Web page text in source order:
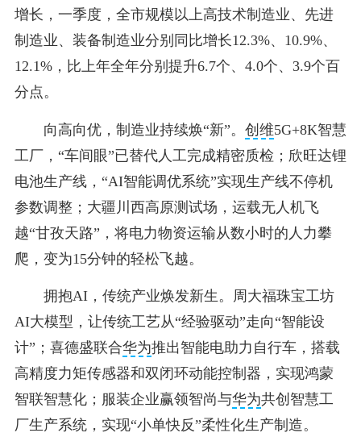
增长，一季度，全市规模以上高技术制造业、先进
制造业、装备制造业分别同比增长12.3%、10.9%、
12.1%，比上年全年分别提升6.7个、4.0个、3.9个百
分点。
向高向优，制造业持续焕“新”。 创维5G+8K智慧
工厂，“车间眼”已替代人工完成精密质检；欣旺达锂
电池生产线，“AI智能调优系统”实现生产线不停机
参数调整；大疆川西高原测试场，运载无人机飞
越“甘孜天路”，将电力物资运输从数小时的人力攀
爬，变为15分钟的轻松飞越。
拥抱AI，传统产业焕发新生。周大福珠宝工坊
AI大模型，让传统工艺从“经验驱动”走向“智能设
计”；喜德盛联合华为推出智能电助力自行车，搭载
高精度力矩传感器和双闭环动能控制器，实现鸿蒙
智联智慧化；服装企业赢领智尚与华为共创智慧工
厂生产系统，实现“小单快反”柔性化生产制造。